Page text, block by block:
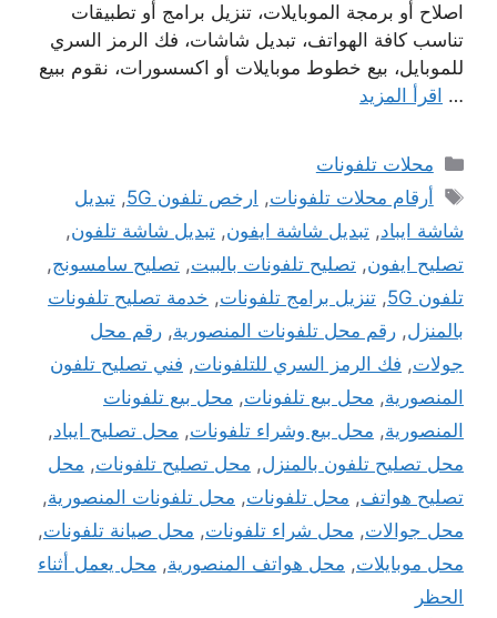
اصلاح أو برمجة الموبايلات، تنزيل برامج أو تطبيقات
تناسب كافة الهواتف، تبديل شاشات، فك الرمز السري
للموبايل، بيع خطوط موبايلات أو اكسسورات، نقوم ببيع
… اقرأ المزيد
التصنيفات
محلات تلفونات
الوسوم
أرقام محلات تلفونات, ارخص تلفون 5G ,تبديل
شاشة ايباد, تبديل شاشة ايفون, تبديل شاشة تلفون,
تصليح ايفون, تصليح تلفونات بالبيت, تصليح سامسونج,
تلفون 5G
, تنزيل برامج تلفونات, خدمة تصليح تلفونات
بالمنزل, رقم محل تلفونات المنصورية, رقم محل
جولات, فك الرمز السري للتلفونات, فني تصليح تلفون
المنصورية, محل بيع تلفونات, محل بيع تلفونات
المنصورية, محل بيع وشراء تلفونات, محل تصليح ايباد,
محل تصليح تلفون بالمنزل, محل تصليح تلفونات, محل
تصليح هواتف, محل تلفونات, محل تلفونات المنصورية,
محل جوالات, محل شراء تلفونات, محل صيانة تلفونات,
محل موبايلات, محل هواتف المنصورية, محل يعمل أثناء
الحظر